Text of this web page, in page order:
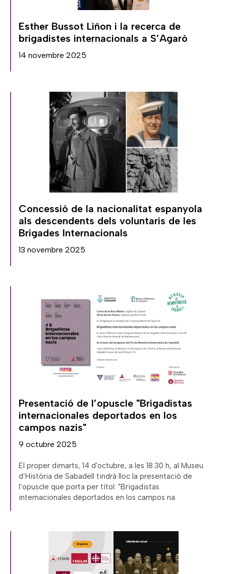
Esther Bussot Liñon i la recerca de
brigadistes internacionals a S’Agarò
14 novembre 2025
Concessió de la nacionalitat espanyola
als descendents dels voluntaris de les
Brigades Internacionals
13 novembre 2025
Presentació de l’opuscle "Brigadistas
internacionales deportados en los
campos nazis"
9 octubre 2025
El proper dimarts, 14 d'octubre, a les 18.30 h, al Museu
d’Història de Sabadell tindrà lloc la presentació de
l’opuscle que porta per títol: "Brigadistas
internacionales deportados en los campos na